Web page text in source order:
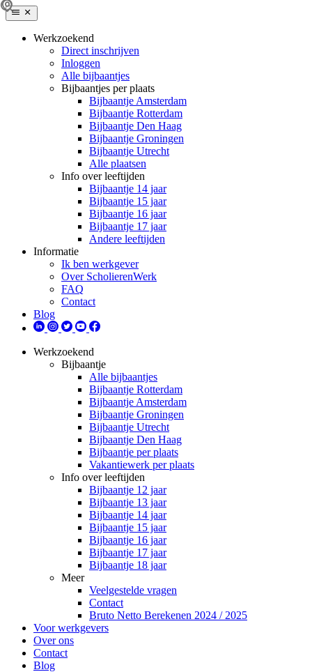
Werkzoekend
Direct inschrijven
Inloggen
Alle bijbaantjes
Bijbaantjes per plaats
Bijbaantje Amsterdam
Bijbaantje Rotterdam
Bijbaantje Den Haag
Bijbaantje Groningen
Bijbaantje Utrecht
Alle plaatsen
Info over leeftijden
Bijbaantje 14 jaar
Bijbaantje 15 jaar
Bijbaantje 16 jaar
Bijbaantje 17 jaar
Andere leeftijden
Informatie
Ik ben werkgever
Over ScholierenWerk
FAQ
Contact
Blog
Werkzoekend
Bijbaantje
Alle bijbaantjes
Bijbaantje Rotterdam
Bijbaantje Amsterdam
Bijbaantje Groningen
Bijbaantje Utrecht
Bijbaantje Den Haag
Bijbaantje per plaats
Vakantiewerk per plaats
Info over leeftijden
Bijbaantje 12 jaar
Bijbaantje 13 jaar
Bijbaantje 14 jaar
Bijbaantje 15 jaar
Bijbaantje 16 jaar
Bijbaantje 17 jaar
Bijbaantje 18 jaar
Meer
Veelgestelde vragen
Contact
Bruto Netto Berekenen 2024 / 2025
Voor werkgevers
Over ons
Contact
Blog